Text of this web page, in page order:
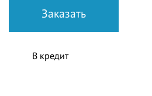
В кредит